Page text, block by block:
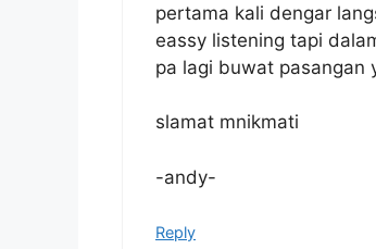
pertama kali dengar
eassy listening tapi
pa lagi buwat pasangan
slamat mnikmati
-andy-
Reply